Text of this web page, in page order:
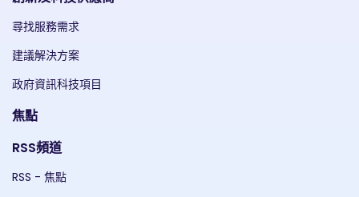
尋找服務需求
建議解決方案
政府資訊科技項目
焦點
RSS頻道
RSS - 焦點